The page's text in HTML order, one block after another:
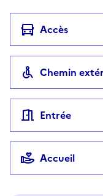
Accès
Chemin
Entrée
Accueil